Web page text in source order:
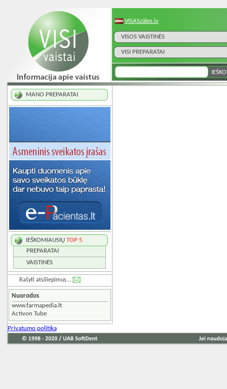
VISASzāles.lv
VISOS VAISTINĖS
VISI PREPARATAI
MANO PREPARATAI
IEŠKOMIAUSIŲ TOP 5
PREPARATAI
VAISTINĖS
Rašyti atsiliepimus...
Nuorodos
www.farmapedia.lt
Activon Tube
Privatumo politika